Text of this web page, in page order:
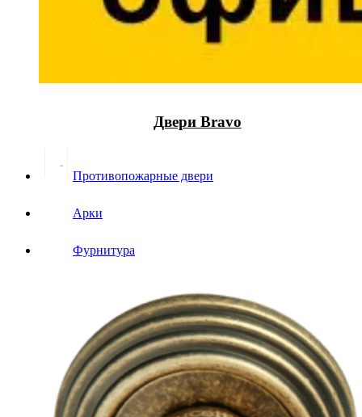
Двери Bravo
Противопожарные двери
Арки
Фурнитура